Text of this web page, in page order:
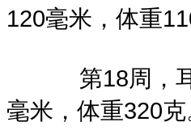
120毫米，体重
第18周，耳朵
毫米，体重320克